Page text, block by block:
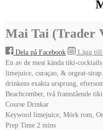
Mai Tai (Trader
Dela på Facebook
Lägg till
En av de mest kända tiki-
limejuice, curaçao, & orgeat-
drinkens exakta ursprung,
Beachcomber, två framstående
Course Drinkar
Keyword limejuice, Mörk rom,
Prep Time 2 minutes
mins